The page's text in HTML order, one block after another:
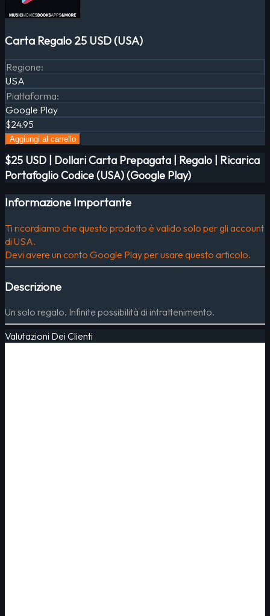
Carta Regalo 25 USD (USA)
Regione:
USA
Piattaforma:
Google Play
$24.95
Aggiungi al carrello
$25 USD | Dollari Carta Prepagata | Regalo | Ricarica
Portafoglio Codice (USA) (Google Play)
Informazione Importante
Ti ricordiamo che questo prodotto è valido solo per gli account
di USA.
Devi avere un conto Google Play per usare questo articolo.
Descrizione
Un solo regalo. Infinite possibilità di intrattenimento.
Valutazioni Dei Clienti